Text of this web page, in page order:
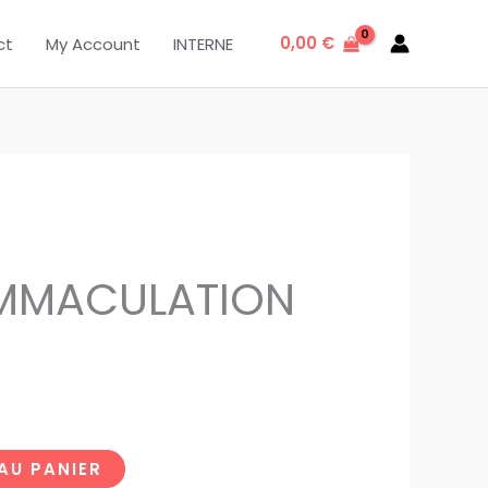
My Account INTERNE 0,00 €
PANIER